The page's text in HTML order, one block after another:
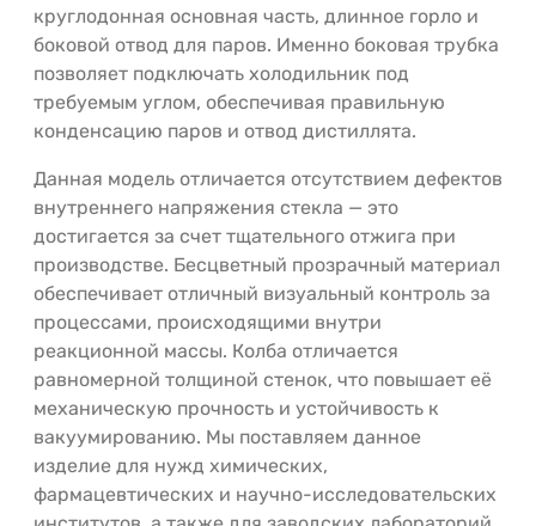
круглодонная основная часть, длинное горло и
боковой отвод для паров. Именно боковая трубка
позволяет подключать холодильник под
требуемым углом, обеспечивая правильную
конденсацию паров и отвод дистиллята.
Данная модель отличается отсутствием дефектов
внутреннего напряжения стекла — это
достигается за счет тщательного отжига при
производстве. Бесцветный прозрачный материал
обеспечивает отличный визуальный контроль за
процессами, происходящими внутри
реакционной массы. Колба отличается
равномерной толщиной стенок, что повышает её
механическую прочность и устойчивость к
вакуумированию. Мы поставляем данное
изделие для нужд химических,
фармацевтических и научно-исследовательских